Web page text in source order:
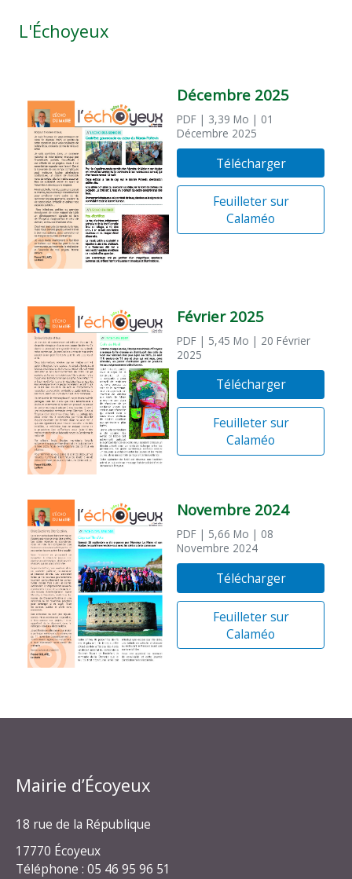
L'Échoyeux
Décembre 2025
PDF | 3,39 Mo | 01
Décembre 2025
Télécharger
Feuilleter sur
Calaméo
Février 2025
PDF | 5,45 Mo | 20 Février
2025
Télécharger
Feuilleter sur
Calaméo
Novembre 2024
PDF | 5,66 Mo | 08
Novembre 2024
Télécharger
Feuilleter sur
Calaméo
Mairie d’Écoyeux
18 rue de la République
17770 Écoyeux
Téléphone : 05 46 95 96 51